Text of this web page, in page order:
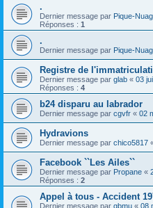
.
Dernier message par Pique-
Réponses : 1
.
Dernier message par Pique-
Registre de
Dernier message par glab « 03
Réponses : 4
b24 disparu au labrador
Dernier message par cgvfr « 02
Hydravions
Dernier message par chico5817
Facebook ``Les Ailes``
Dernier message par Propane «
Réponses : 2
Appel à tous - Accident
Dernier message par gbmu « 08